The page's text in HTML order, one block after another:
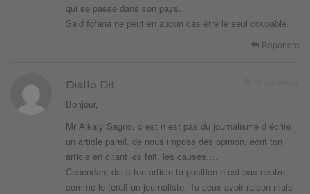
qui se passe dans son pays.
Said fofana ne peut en aucun cas être le seul coupable.
Répondre
Diallo Dit
Bonjour,
Mr Alkaly Sagno, c est n est pas du journalisme d écrire
un article pareil, de nous impose des opinion, écrit ton
article en citant les fait, les causes….
Cependant dans ton article ta position n est pas neutre
comme le ferait un journaliste. Tu peux avoir raison mais